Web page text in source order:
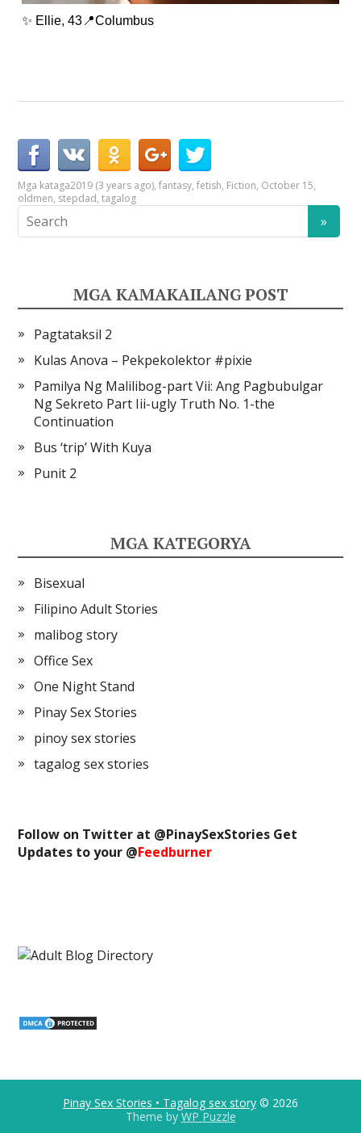
✨ Ellie, 43📍Columbus
Mga kataga2019 (3 years ago),fantasy,fetish, Fiction, October 15,
oldmen, stepdad,tagalog
MGA KAMAKAILANG POST
Pagtataksil 2
Kulas Anova – Pekpekolektor #pixie
Pamilya Ng Malilibog-part Vii: Ang Pagbubulgar
Ng Sekreto Part Iii-ugly Truth No. 1-the
Continuation
Bus ‘trip’ With Kuya
Punit 2
MGA KATEGORYA
Bisexual
Filipino Adult Stories
malibog story
Office Sex
One Night Stand
Pinay Sex Stories
pinoy sex stories
tagalog sex stories
Follow on Twitter at @PinaySexStories Get
Updates to your @Feedburner
Pinay Sex Stories • Tagalog sex story © 2026
Theme by WP Puzzle